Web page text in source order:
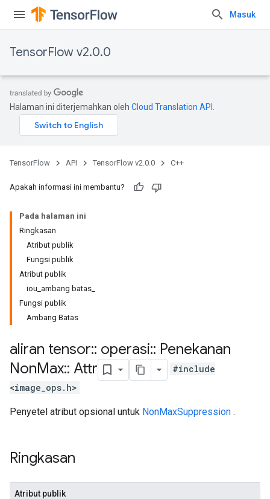
Masuk
TensorFlow v2.0.0
Halaman ini diterjemahkan oleh Cloud Translation API
TensorFlow API TensorFlow v2.0.0 C++
Apakah informasi ini membantu?
Pada halaman ini
Ringkasan
Atribut publik
Fungsi publik
Atribut publik
iou_ambang batas_
Fungsi publik
Ambang Batas
aliran tensor:: operasi:: Penekanan
NonMax:: Attr
#include
<image_ops.h>
Penyetel atribut opsional untuk NonMaxSuppression .
Ringkasan
Atribut publik